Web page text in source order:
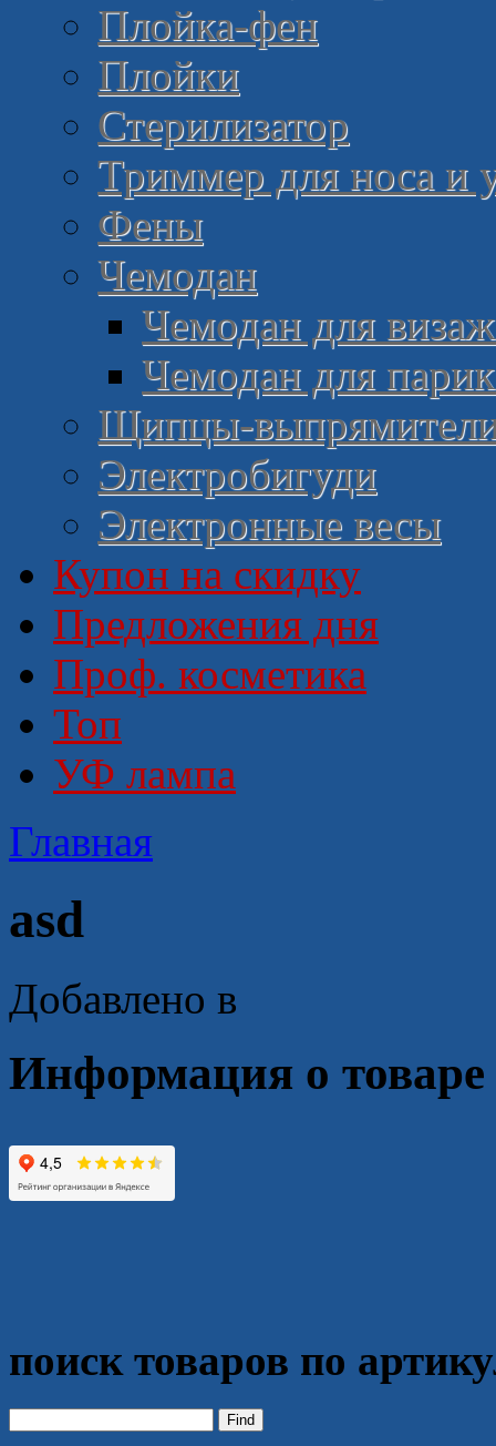
Плойка-фен
Плойки
Стерилизатор
Триммер для носа и
Фены
Чемодан
Чемодан для
Чемодан для
Щипцы-
Электробигуди
Электронные весы
Купон на скидку
Предложения дня
Проф. косметика
Топ
УФ лампа
Главная
asd
Добавлено в
Информация о товаре
поиск товаров по